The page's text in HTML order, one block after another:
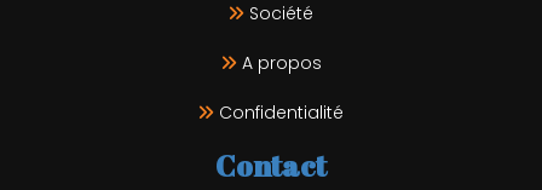
Société
A propos
Confidentialité
Contact